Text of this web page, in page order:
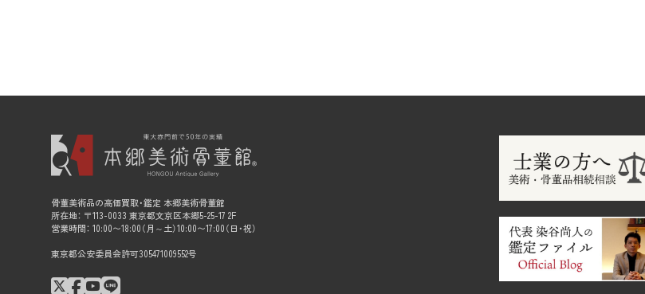
骨董美術品の高価買取・鑑定 本郷美術骨董館
所在地： 〒113-0033 東京都文京区本郷5-25-17 2F
営業時間： 10:00〜18:00（月～土）10:00〜17:00（日・祝）
東京都公安委員会許可305471009552号